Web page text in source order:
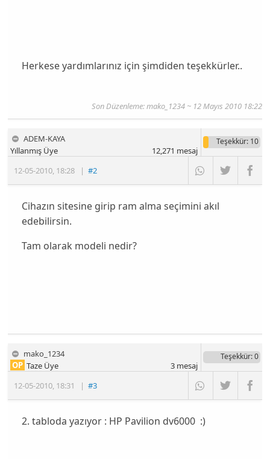
Herkese yardımlarınız için şimdiden teşekkürler..
Son Düzenleme:mako_1234~ 12 Mayıs 2010 18:22
ADEM-KAYA
12-05-2010, 18:28 |#2
Yıllanmış Üye
Teşekkür: 10
12,271 mesaj
Cihazın sitesine girip ram alma seçimini akıl
edebilirsin.
Tam olarak modeli nedir?
mako_1234
12-05-2010, 18:31 |#3
OP Taze Üye
Teşekkür: 0
3mesaj
2. tabloda yazıyor : HP Pavilion dv6000 :)